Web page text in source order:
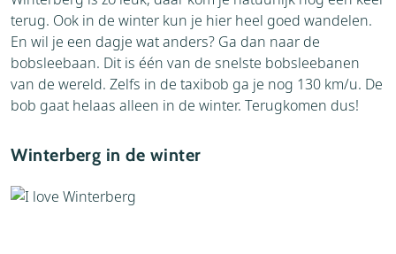
terug. Ook in de winter kun je hier heel goed wandelen.
En wil je een dagje wat anders? Ga dan naar de
bobsleebaan. Dit is één van de snelste bobsleebanen
van de wereld. Zelfs in de taxibob ga je nog 130 km/u. De
bob gaat helaas alleen in de winter. Terugkomen dus!
Winterberg in de winter